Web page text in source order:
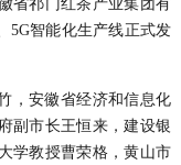
省祁门红茶产业集团有
5G智能化生产线正式发
，安徽省经济和信息化
副市长王恒来，建设银
学教授曹荣格，黄山市